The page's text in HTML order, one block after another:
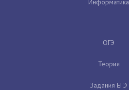
Информатика
ОГЭ
Теория
Задания ЕГЭ